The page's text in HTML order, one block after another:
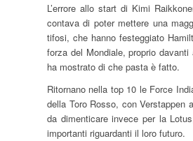
L’errore allo start di Kimi
contava di poter mettere una
tifosi, che hanno festeggiato
forza del Mondiale, proprio
ha mostrato di che pasta è fatto.
Ritornano nella top 10 le Force
della Toro Rosso, con Verstappen
da dimenticare invece per la
importanti riguardanti il loro futuro.